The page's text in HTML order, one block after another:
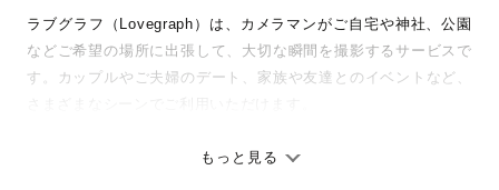
ラブグラフ（Lovegraph）は、カメラマンがご自宅や神社、公園
などご希望の場所に出張して、大切な瞬間を撮影するサービスで
す。カップルやご夫婦のデート、家族や友達とのイベントなど、
ありのままの空気感を大切に、何十年経っても見返したくなるよ
もっと見る